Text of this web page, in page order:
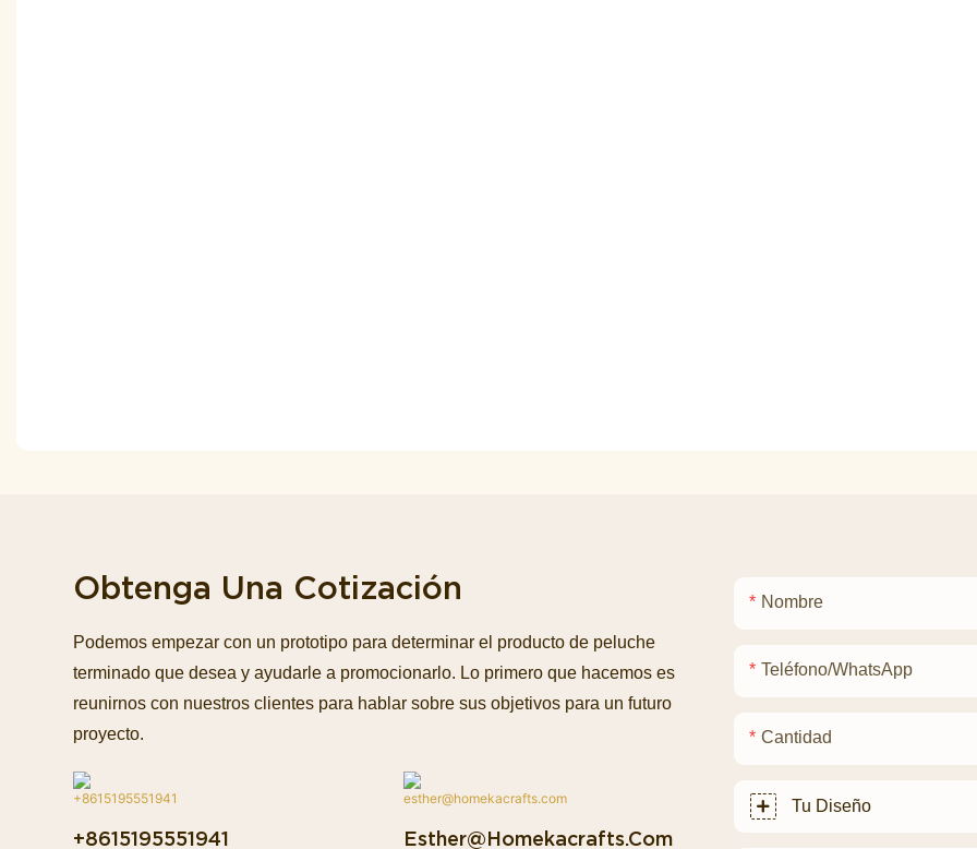
Obtenga Una Cotización
Podemos empezar con un prototipo para determinar el producto de peluche
terminado que desea y ayudarle a promocionarlo. Lo primero que hacemos es
reunirnos con nuestros clientes para hablar sobre sus objetivos para un futuro
proyecto.
+8615195551941 Esther@homekacrafts.com
Nombre
Teléfono/WhatsApp
Cantidad
Tu Diseño